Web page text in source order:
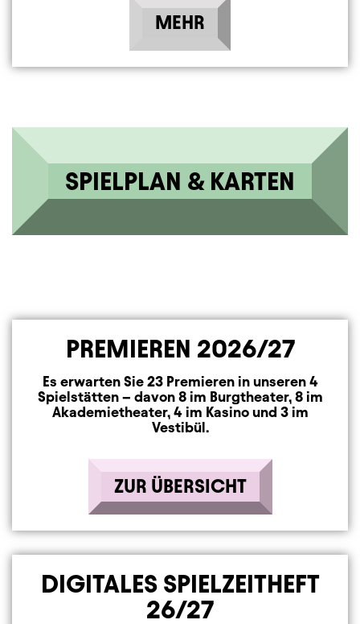
MEHR
SPIELPLAN & KARTEN
PREMIEREN 2026/27
Es erwarten Sie 23 Premieren in unseren 4
Spielstätten – davon 8 im Burgtheater, 8 im
Akademietheater, 4 im Kasino und 3 im
Vestibül.
ZUR ÜBERSICHT
DIGITALES SPIELZEITHEFT
26/27